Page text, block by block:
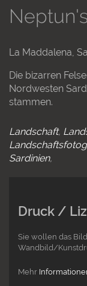
La Maddalena,
Die bizarren
Nordwesten
stammen.
Landschaft
Sardinien
Druck /
Sie wollen das
Wandbild/
Mehr